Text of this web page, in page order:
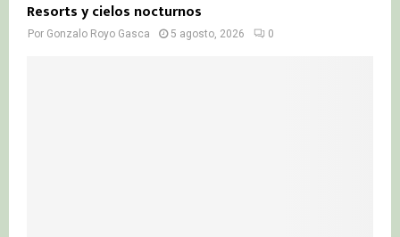
Resorts y cielos nocturnos
Por Gonzalo Royo Gasca 5 agosto, 2026 0